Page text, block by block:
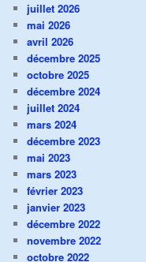
juillet 2026
mai 2026
avril 2026
décembre 2025
octobre 2025
décembre 2024
juillet 2024
mars 2024
décembre 2023
mai 2023
mars 2023
février 2023
janvier 2023
décembre 2022
novembre 2022
octobre 2022